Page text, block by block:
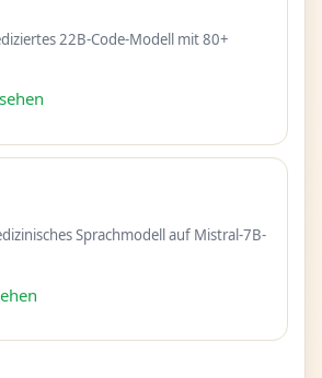
22B-Code-Modell mit 80+
Sprachmodell auf Mistral-7B-